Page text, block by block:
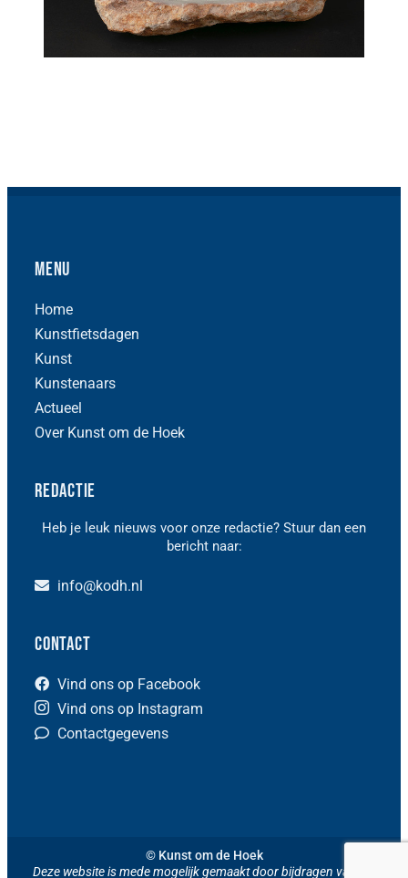
Menu
Home
Kunstfietsdagen
Kunst
Kunstenaars
Actueel
Over Kunst om de Hoek
Redactie
Heb je leuk nieuws voor onze redactie? Stuur dan een
bericht naar:
info@kodh.nl
Contact
Vind ons op Facebook
Vind ons op Instagram
Contactgegevens
© Kunst om de Hoek
Deze website is mede mogelijk gemaakt door bijdragen van het